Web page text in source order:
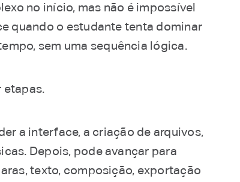
no início, mas não é impossível
quando o estudante tenta dominar
sem uma sequência lógica.
etapas.
a interface, a criação de arquivos,
Depois, pode avançar para
texto, composição, exportação